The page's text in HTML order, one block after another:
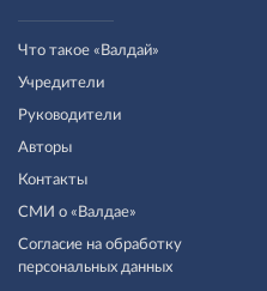
Что такое «Валдай»
Учредители
Руководители
Авторы
Контакты
СМИ о «Валдае»
Согласие на обработку
персональных данных